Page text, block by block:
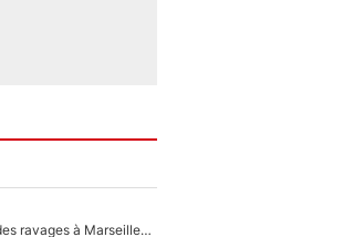
La crise financière continue de faire des ravages à Marseille : L’OM a placé 12 joueurs sur le marché des transferts… et ça pourrait lui rapporter près de 100M€ !